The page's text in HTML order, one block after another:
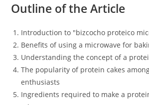
Outline of the Article
Introduction to "bizcocho proteico
Benefits of using a microwave for
Understanding the concept of a
The popularity of protein cakes
enthusiasts
Ingredients required to make a